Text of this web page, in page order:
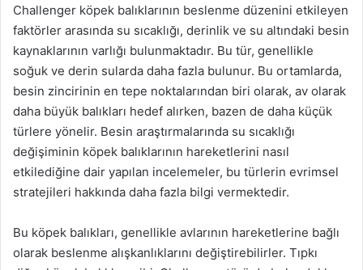
Challenger köpek balıklarının beslenme düzenini etkileyen
faktörler arasında su sıcaklığı, derinlik ve su altındaki besin
kaynaklarının varlığı bulunmaktadır. Bu tür, genellikle
soğuk ve derin sularda daha fazla bulunur. Bu ortamlarda,
besin zincirinin en tepe noktalarından biri olarak, av olarak
daha büyük balıkları hedef alırken, bazen de daha küçük
türlere yönelir. Besin araştırmalarında su sıcaklığı
değişiminin köpek balıklarının hareketlerini nasıl
etkilediğine dair yapılan incelemeler, bu türlerin evrimsel
stratejileri hakkında daha fazla bilgi vermektedir.
Bu köpek balıkları, genellikle avlarının hareketlerine bağlı
olarak beslenme alışkanlıklarını değiştirebilirler. Tıpkı